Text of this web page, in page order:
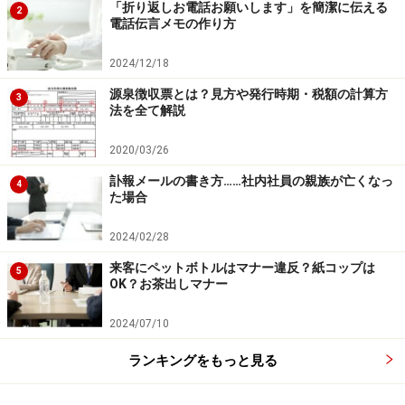
「材料費」
「労務費」
「経費」
の3つに分けて計算します。
「材料費」
は、お弁当に使われる食材のように、製品を
作るために直接必要なものをいいます。
肉や野菜、米だけでなく、使い捨てなら、容器やお箸の
コストも考えなければいけません。
「労務費」は、その製品を作るために必要な人件費で
す。
調理するために人を雇うなら、給与や社会保険料がかか
2
「折り返しお電話お願いします」を簡潔に伝える
電話伝言メモの作り方
2024/12/18
3
源泉徴収票とは？見方や発行時期・税額の計算方
法を全て解説
2020/03/26
4
訃報メールの書き方……社内社員の親族が亡くなっ
た場合
2024/02/28
5
来客にペットボトルはマナー違反？紙コップは
OK？お茶出しマナー
2024/07/10
ランキングをもっと見る